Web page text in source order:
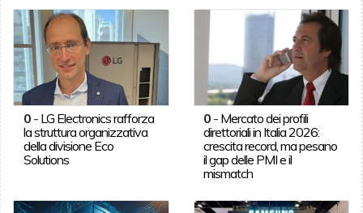
0- LG Electronics rafforza
la struttura organizzativa
della divisione Eco
Solutions
0 - Mercato dei profili
direttoriali in Italia 2026:
crescita record, ma pesano
il gap delle PMI e il
mismatch